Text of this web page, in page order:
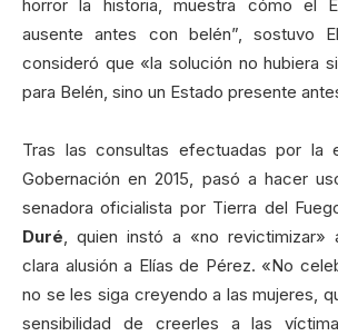
horror la historia, muestra cómo el
ausente antes con belén”, sostuvo
consideró que «la solución no hubiera
para Belén, sino un Estado presente
Tras las consultas efectuadas por la
Gobernación en 2015, pasó a hacer
senadora oficialista por Tierra del
Duré, quien instó a «no revictimizar»
clara alusión a Elías de Pérez. «No
no se les siga creyendo a las mujeres,
sensibilidad de creerles a las